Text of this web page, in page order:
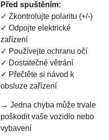
Před spuštěním:
✓ Zkontrolujte polaritu (+/-)
✓ Odpojte elektrické
zařízení
✓ Používejte ochranu očí
✓ Dostatečné větrání
✓ Přečtěte si návod k
obsluze zařízení
→ Jedna chyba může trvale
poškodit vaše vozidlo nebo
vybavení